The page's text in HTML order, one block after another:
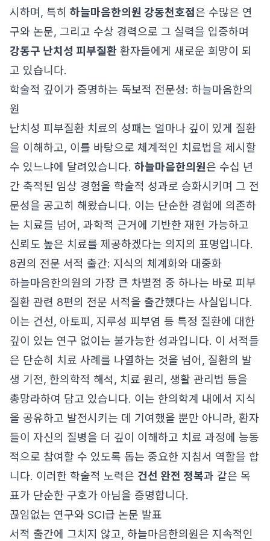
시하며, 특히 하늘마음한의원 강동천호점은 수많은 연
구와 논문, 그리고 수상 경력으로 그 실력을 입증하며
강동구 난치성 피부질환 환자들에게 새로운 희망이 되
고 있습니다.
학술적 깊이가 증명하는 독보적 전문성: 하늘마음한의
원
난치성 피부질환 치료의 성패는 얼마나 깊이 있게 질환
을 이해하고, 이를 바탕으로 체계적인 치료법을 제시할
수 있느냐에 달려있습니다. 하늘마음한의원은 수십 년
간 축적된 임상 경험을 학술적 성과로 승화시키며 그 전
문성을 공고히 해왔습니다. 이는 단순한 경험에 의존하
는 치료를 넘어, 과학적 근거에 기반한 재현 가능하고
신뢰도 높은 치료를 제공하겠다는 의지의 표명입니다.
8권의 전문 서적 출간: 지식의 체계화와 대중화
하늘마음한의원의 가장 큰 차별점 중 하나는 바로 피부
질환 관련 8편의 전문 서적을 출간했다는 사실입니다.
이는 건선, 아토피, 지루성 피부염 등 특정 질환에 대한
깊이 있는 연구 없이는 불가능한 성과입니다. 이 서적들
은 단순히 치료 사례를 나열하는 것을 넘어, 질환의 발
생 기전, 한의학적 해석, 치료 원리, 생활 관리법 등을
총망라하여 담고 있습니다. 이는 한의학계 내에서 지식
을 공유하고 발전시키는 데 기여했을 뿐만 아니라, 환자
들이 자신의 질병을 더 깊이 이해하고 치료 과정에 능동
적으로 참여할 수 있도록 돕는 중요한 지침서 역할을 합
니다. 이러한 학술적 노력은 건선 완전 정복과 같은 목
표가 단순한 구호가 아님을 증명합니다.
끊임없는 연구와 SCI급 논문 발표
서적 출간에 그치지 않고, 하늘마음한의원은 지속적인